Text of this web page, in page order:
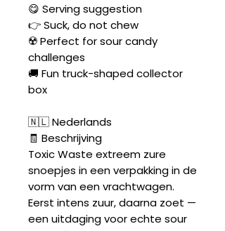
😋 Serving suggestion
👉 Suck, do not chew
☢️ Perfect for sour candy
challenges
🚚 Fun truck-shaped collector
box
🇳🇱 Nederlands
🧾 Beschrijving
Toxic Waste extreem zure
snoepjes in een verpakking in de
vorm van een vrachtwagen.
Eerst intens zuur, daarna zoet —
een uitdaging voor echte sour